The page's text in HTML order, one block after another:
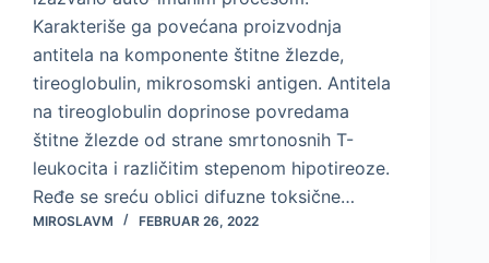
Karakteriše ga povećana proizvodnja
antitela na komponente štitne žlezde,
tireoglobulin, mikrosomski antigen. Antitela
na tireoglobulin doprinose povredama
štitne žlezde od strane smrtonosnih T-
leukocita i različitim stepenom hipotireoze.
Ređe se sreću oblici difuzne toksične…
MIROSLAVM FEBRUAR 26, 2022